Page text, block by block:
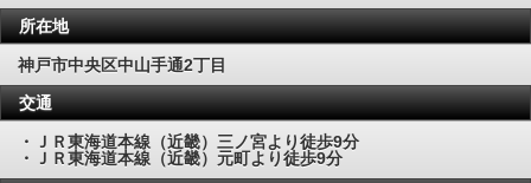
所在地
神戸市中央区中山手通2丁目
交通
・ＪＲ東海道本線（近畿）三ノ宮より徒歩9分
・ＪＲ東海道本線（近畿）元町より徒歩9分